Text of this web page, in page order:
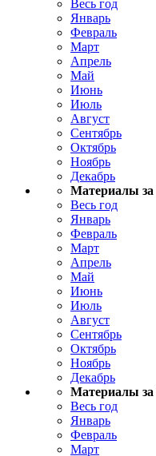
Весь год
Январь
Февраль
Март
Апрель
Май
Июнь
Июль
Август
Сентябрь
Октябрь
Ноябрь
Декабрь
Материалы за
Весь год
Январь
Февраль
Март
Апрель
Май
Июнь
Июль
Август
Сентябрь
Октябрь
Ноябрь
Декабрь
Материалы за
Весь год
Январь
Февраль
Март